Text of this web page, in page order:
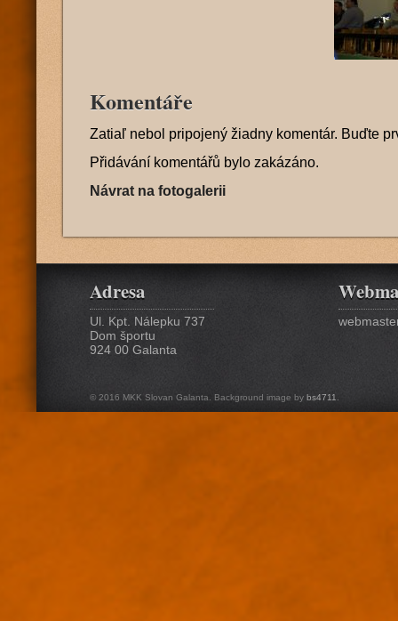
Komentáře
Zatiaľ nebol pripojený žiadny komentár. Buďte
Přidávání komentářů bylo zakázáno.
Návrat na fotogalerii
Adresa
Ul. Kpt. Nálepku 737
Dom športu
924 00 Galanta
© 2016 MKK Slovan Galanta. Background image by bs4711